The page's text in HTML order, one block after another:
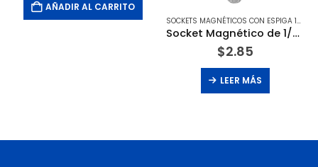
AÑADIR AL CARRITO
SOCKETS MAGNÉTICOS CON ESPIGA 1/4 HEXAGONAL
Socket Magnético de 1/4 Hexagonal 1/4 X 2-9/16. DEWALT
$2.85
LEER MÁS